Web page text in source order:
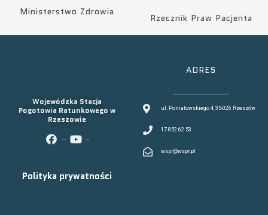
Ministerstwo Zdrowia
Rzecznik Praw Pacjenta
Wojewódzka Stacja
Pogotowia Ratunkowego w
Rzeszowie
Polityka prywatności
ADRES
ul. Poniatowskiego 4, 35-026 Rzeszów
17 852 62 53
wspr@wspr.pl